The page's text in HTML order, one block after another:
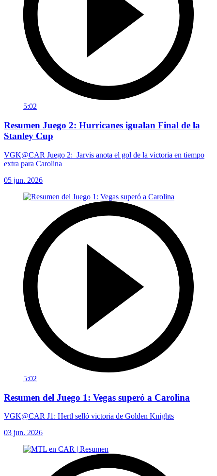
5:02
Resumen Juego 2: Hurricanes igualan Final de la
Stanley Cup
VGK@CAR Juego 2: Jarvis anota el gol de la victoria en tiempo
extra para Carolina
05 jun. 2026
5:02
Resumen del Juego 1: Vegas superó a Carolina
VGK@CAR J1: Hertl selló victoria de Golden Knights
03 jun. 2026